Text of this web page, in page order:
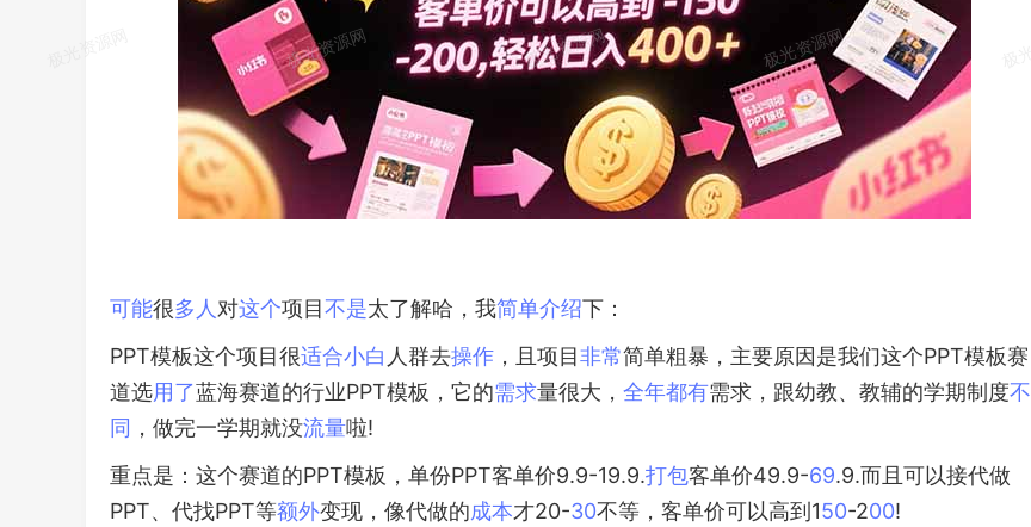
可能很多人 对这个项目不是太了解哈，我简单介绍下：
PPT模板这个项目很适合小白 人群去操作 ，且项目非常简单粗暴，主要原因是我们这个PPT模板赛
道选用了蓝海赛道的行业PPT模板，它的需求量很大， 全年都有需求，跟幼教、教辅的学期制度不
同 ，做完一学期就没流量啦!
重点是：这个赛道的PPT模板，单份PPT客单价9.9-19.9.打包客单价49.9-69.9.而且可以接代做
PPT、代找PPT等额外变现，像代做的成本才20-30不等，客单价可以高到150-200!